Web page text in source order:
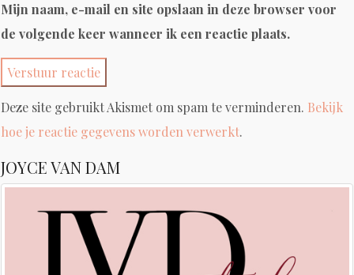
Mijn naam, e-mail en site opslaan in deze browser voor
de volgende keer wanneer ik een reactie plaats.
Deze site gebruikt Akismet om spam te verminderen. Bekijk
hoe je reactie gegevens worden verwerkt.
JOYCE VAN DAM